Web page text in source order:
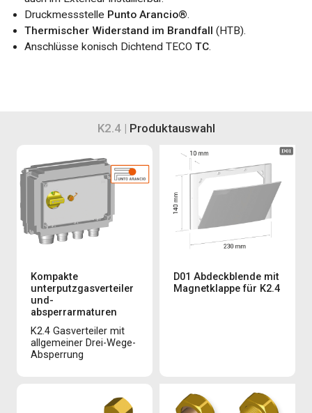
Druckmessstelle Punto Arancio®.
Thermischer Widerstand im Brandfall (HTB).
Anschlüsse konisch Dichtend TECO TC.
K2.4 | Produktauswahl
Kompakte
unterputzgasverteiler
und-
absperrarmaturen
K2.4 Gasverteiler mit
allgemeiner Drei-Wege-
Absperrung
D01 Abdeckblende mit
Magnetklappe für K2.4